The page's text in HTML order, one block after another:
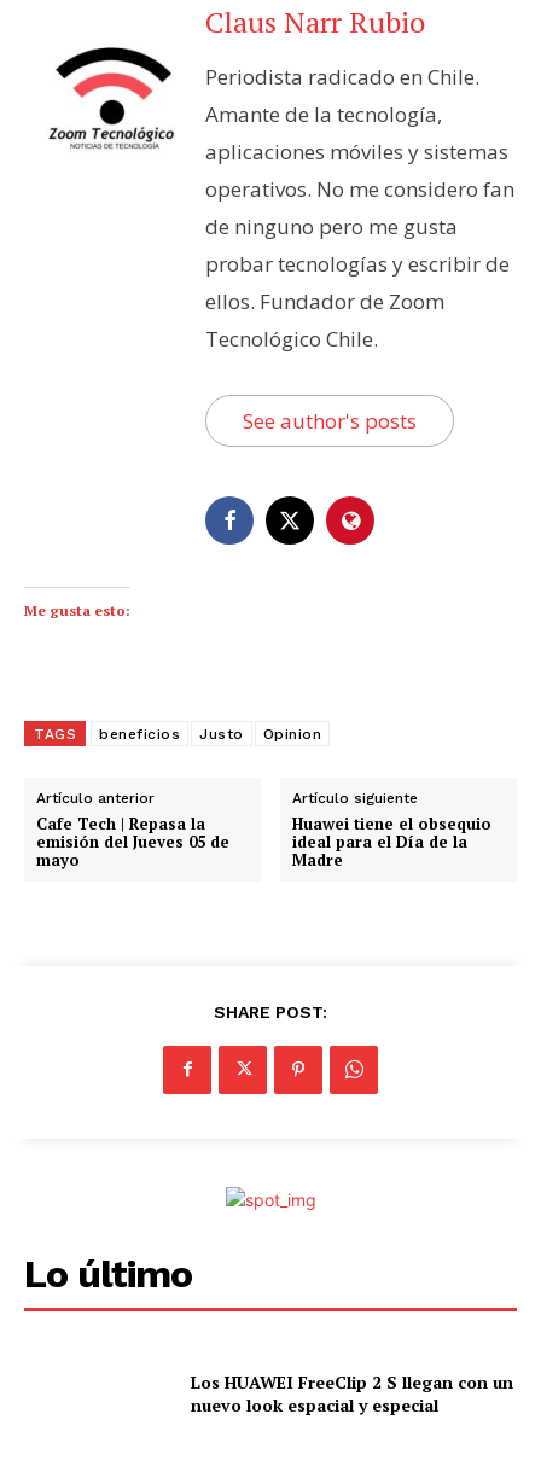
Claus Narr Rubio
Periodista radicado en Chile.
Amante de la tecnología,
aplicaciones móviles y sistemas
operativos. No me considero fan
de ninguno pero me gusta
probar tecnologías y escribir de
ellos. Fundador de Zoom
Tecnológico Chile.
See author's posts
Me gusta esto:
TAGS beneficios Justo Opinion
Artículo anterior
Cafe Tech | Repasa la
emisión del Jueves 05 de
mayo
Artículo siguiente
Huawei tiene el obsequio
ideal para el Día de la
Madre
SHARE POST:
Lo último
Los HUAWEI FreeClip 2 S llegan con un
nuevo look espacial y especial